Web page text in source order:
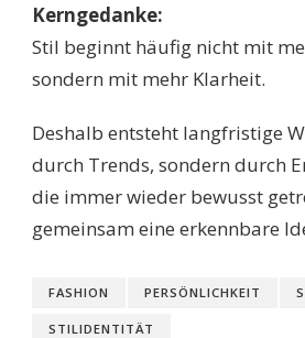
Kerngedanke:
Stil beginnt häufig nicht mit
sondern mit mehr Klarheit.
Deshalb entsteht langfristige
durch Trends, sondern durch
die immer wieder bewusst
gemeinsam eine erkennbare
FASHION PERSÖNLICHKEIT
STILIDENTITÄT